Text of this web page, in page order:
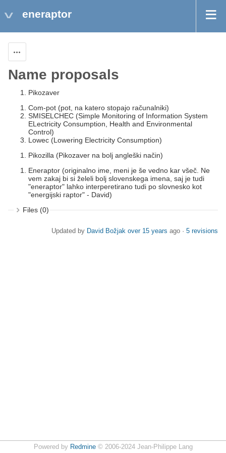
eneraptor
Name proposals
Pikozaver
Com-pot (pot, na katero stopajo računalniki)
SMISELCHEC (Simple Monitoring of Information System
ELectricity Consumption, Health and Environmental
Control)
Lowec (Lowering Electricity Consumption)
Pikozilla (Pikozaver na bolj angleški način)
Eneraptor (originalno ime, meni je še vedno kar všeč. Ne
vem zakaj bi si želeli bolj slovenskega imena, saj je tudi
"eneraptor" lahko interperetirano tudi po slovnesko kot
"energijski raptor" - David)
Files (0)
Updated by David Božjak over 15 years ago · 5 revisions
Powered by Redmine© 2006-2024 Jean-Philippe Lang